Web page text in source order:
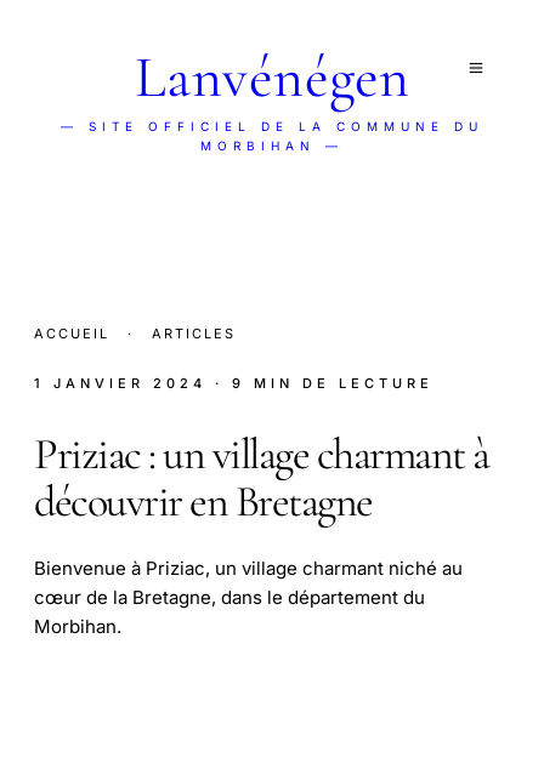
Lanvénégen
— SITE OFFICIEL DE LA COMMUNE DU
MORBIHAN —
ACCUEIL · ARTICLES
1 JANVIER 2024 · 9 MIN DE LECTURE
Priziac : un village charmant à
découvrir en Bretagne
Bienvenue à Priziac, un village charmant niché au
cœur de la Bretagne, dans le département du
Morbihan.